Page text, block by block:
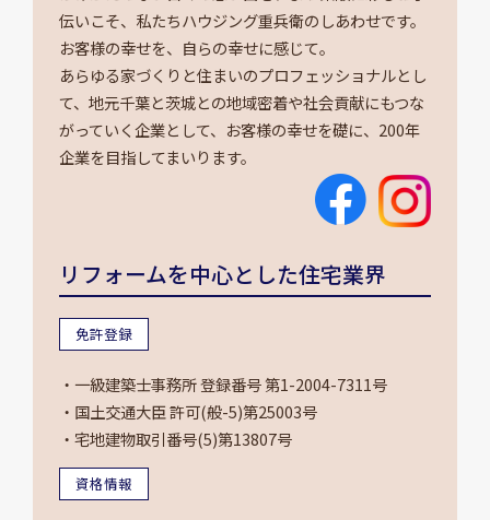
伝いこそ、私たちハウジング重兵衛のしあわせです。
お客様の幸せを、自らの幸せに感じて。
あらゆる家づくりと住まいのプロフェッショナルとし
て、地元千葉と茨城との地域密着や社会貢献にもつな
がっていく企業として、お客様の幸せを礎に、200年
企業を目指してまいります。
リフォームを中心とした住宅業界
免許登録
・一級建築士事務所 登録番号 第1-2004-7311号
・国土交通大臣 許可(般-5)第25003号
・宅地建物取引番号(5)第13807号
資格情報